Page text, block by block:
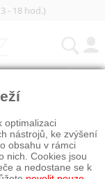
- 18 hod.)
optimalizaci
nástrojů, ke zvýšení
obsahu v rámci
nich. Cookies jsou
a nedostane se k